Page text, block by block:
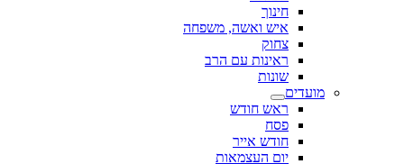
חינוך
איש ואשה, משפחה
צחוק
ראינות עם הרב
שונות
מועדים
ראש חודש
פסח
חודש אייר
יום העצמאות